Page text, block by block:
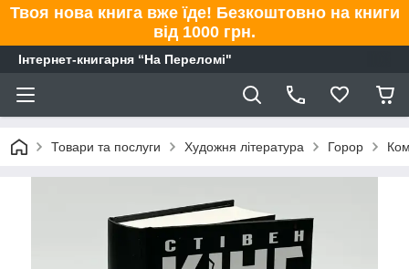
Твоя нова книга вже їде! Безкоштовно на книги
від 1000 грн.
Інтернет-книгарня “На Переломі"
Товари та послуги Художня література Горор